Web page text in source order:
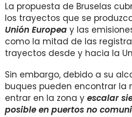
La propuesta de Bruselas
los trayectos que se
Unión Europea y las
como la mitad de las
trayectos desde y hacia la
Sin embargo, debido a su
buques pueden encontrar la
entrar en la zona y escalar
posible en puertos no